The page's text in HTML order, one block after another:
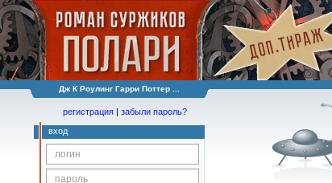
Дж К Роулинг Гарри Поттер ...
регистрация | забыли пароль?
вход